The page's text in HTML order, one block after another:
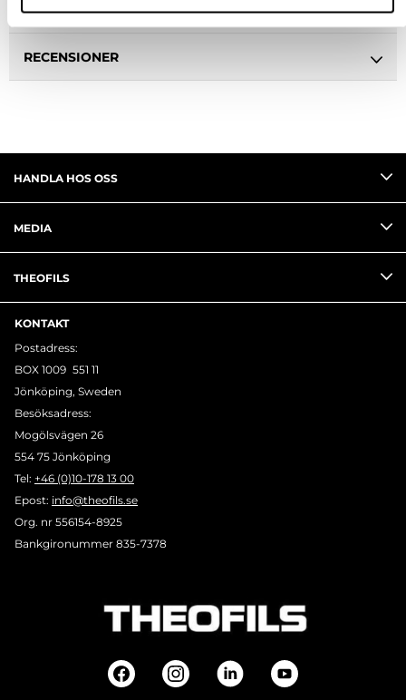
FRÅGA OM PRODUKT
RECENSIONER
HANDLA HOS OSS
MEDIA
THEOFILS
KONTAKT
Postadress:
BOX 1009 551 11
Jönköping, Sweden
Besöksadress:
Mogölsvägen 26
554 75 Jönköping
Tel: +46 (0)10-178 13 00
Epost: info@theofils.se
Org. nr 556154-8925
Bankgironummer 835-7378